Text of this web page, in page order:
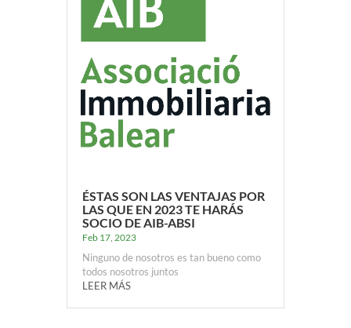
ÉSTAS SON LAS VENTAJAS POR
LAS QUE EN 2023 TE HARÁS
SOCIO DE AIB-ABSI
Feb 17, 2023
Ninguno de nosotros es tan bueno como
todos nosotros juntos
LEER MÁS